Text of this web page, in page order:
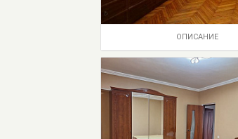
ОПИСАНИЕ